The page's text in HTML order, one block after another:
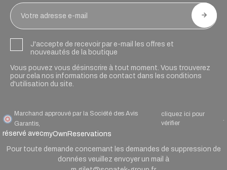
J'accepte de recevoir par e-mail les offres et
nouveautés de la boutique
Vous pouvez vous désinscrire à tout moment. Vous trouverez
pour cela nos informations de contact dans les conditions
d'utilisation du site.
Marchand approuvé par la Société des Avis
Garantis,
cliquez ici pour
vérifier
.
réservé avecmyOwnReservations
Pour toute demande concernant les demandes de suppression de
données veuillez envoyer un mail à